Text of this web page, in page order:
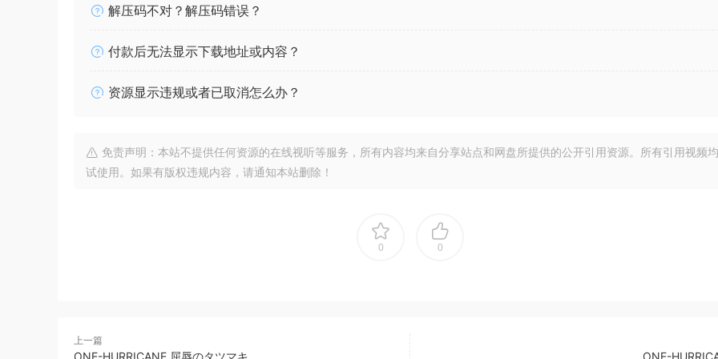
解压码不对？解压码错误？
付款后无法显示下载地址或内容？
资源显示违规或者已取消怎么办？
免责声明：本站不提供任何资源的在线视听等服务，所有内容均来自分享站点和网盘所提供的公开引用资源。所有引用视频
试使用。如果有版权违规内容，请通知本站删除！
0 0
上一篇
ONE-HURRICANE 屈辱のタツマキ ONE-